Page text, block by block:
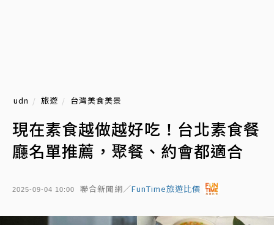
udn 旅遊 台灣美食美景
現在素食越做越好吃！台北素食餐
廳名單推薦，聚餐、約會都適合
2025-09-04 10:00 聯合新聞網／FunTime旅遊比價